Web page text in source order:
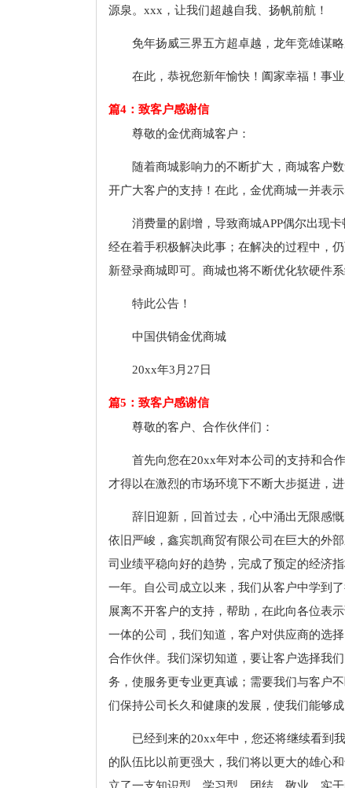
源泉。xxx，让我们超越自我、扬帆前航！
免年扬威三界五方超卓越，龙年竞雄谋略
在此，恭祝您新年愉快！阖家幸福！事业
篇4：致客户感谢信
尊敬的金优商城客户：
随着商城影响力的不断扩大，商城客户
开广大客户的支持！在此，金优商城一并表示
消费量的剧增，导致商城APP偶尔出现
经在着手积极解决此事；在解决的过程中，
新登录商城即可。商城也将不断优化软硬件
特此公告！
中国供销金优商城
20xx年3月27日
篇5：致客户感谢信
尊敬的客户、合作伙伴们：
首先向您在20xx年对本公司的支持和合
才得以在激烈的市场环境下不断大步挺进，进
辞旧迎新，回首过去，心中涌出无限感
依旧严峻，鑫宾凯商贸有限公司在巨大的外
司业绩平稳向好的趋势，完成了预定的经济
一年。自公司成立以来，我们从客户中学到
展离不开客户的支持，帮助，在此向各位表
一体的公司，我们知道，客户对供应商的选
合作伙伴。我们深切知道，要让客户选择我
务，使服务更专业更真诚；需要我们与客户
们保持公司长久和健康的发展，使我们能够
已经到来的20xx年中，您还将继续看到
的队伍比以前更强大，我们将以更大的雄心